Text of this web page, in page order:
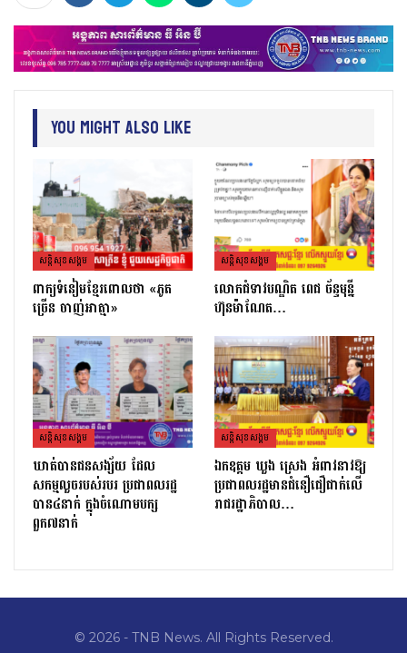
You Might Also Like
សន្តិសុខសង្គម
ពាក្យទំនៀមខ្មែរពោលថា «ភូត
ច្រើន ចាញ់អាត្មា»
សន្តិសុខសង្គម
លោកជំទាវបណ្ឌិត ពេជ ច័ន្ទមុន្នី
ហ៊ុនម៉ាណែត…
សន្តិសុខសង្គម
ឃាត់បានជនសង្ស័យ ដែល
សកម្មលួចរបស់របរ ប្រជាពលរដ្ឋ
បាន៤នាក់ ក្នុងចំណោមបក្ស
ពួក៧នាក់
សន្តិសុខសង្គម
ឯកឧត្ដម ឃួង ស្រេង អំពាវនាវឱ្យ
ប្រជាពលរដ្ឋមានជំនឿជឿជាក់លើ
រាជរដ្ឋាភិបាល…
© 2026 - TNB News. All Rights Reserved.